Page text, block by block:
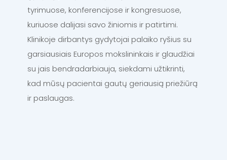
tyrimuose, konferencijose ir kongresuose,
kuriuose dalijasi savo žiniomis ir patirtimi.
Klinikoje dirbantys gydytojai palaiko ryšius su
garsiausiais Europos mokslininkais ir glaudžiai
su jais bendradarbiauja, siekdami užtikrinti,
kad mūsų pacientai gautų geriausią priežiūrą
ir paslaugas.